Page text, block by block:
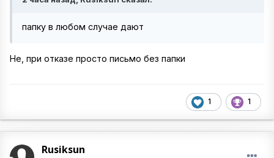
папку в любом случае дают
Не, при отказе просто письмо без папки
1 1
Rusiksun